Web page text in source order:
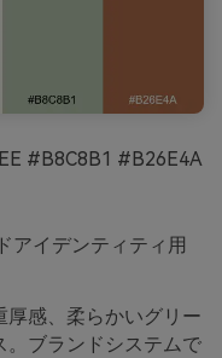
#B8C8B1 #B26E4A
アイデンティティ用
感、柔らかいグリー
。ブランドシステムで